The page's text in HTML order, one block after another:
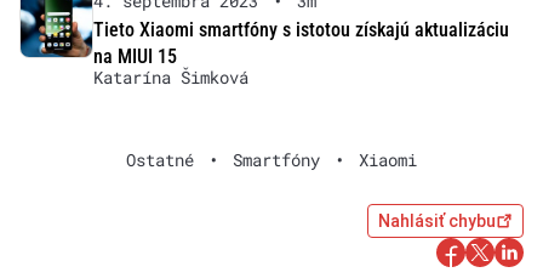
Tieto Xiaomi smartfóny s istotou získajú aktualizáciu
na MIUI 15
Katarína Šimková
Ostatné • Smartfóny • Xiaomi
Nahlásiť chybu